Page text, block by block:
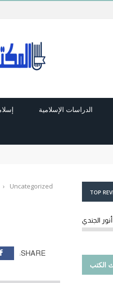
الدراسات الإسلامية
› Uncategorized
SHARE:
TOP
الجندي
الكتب